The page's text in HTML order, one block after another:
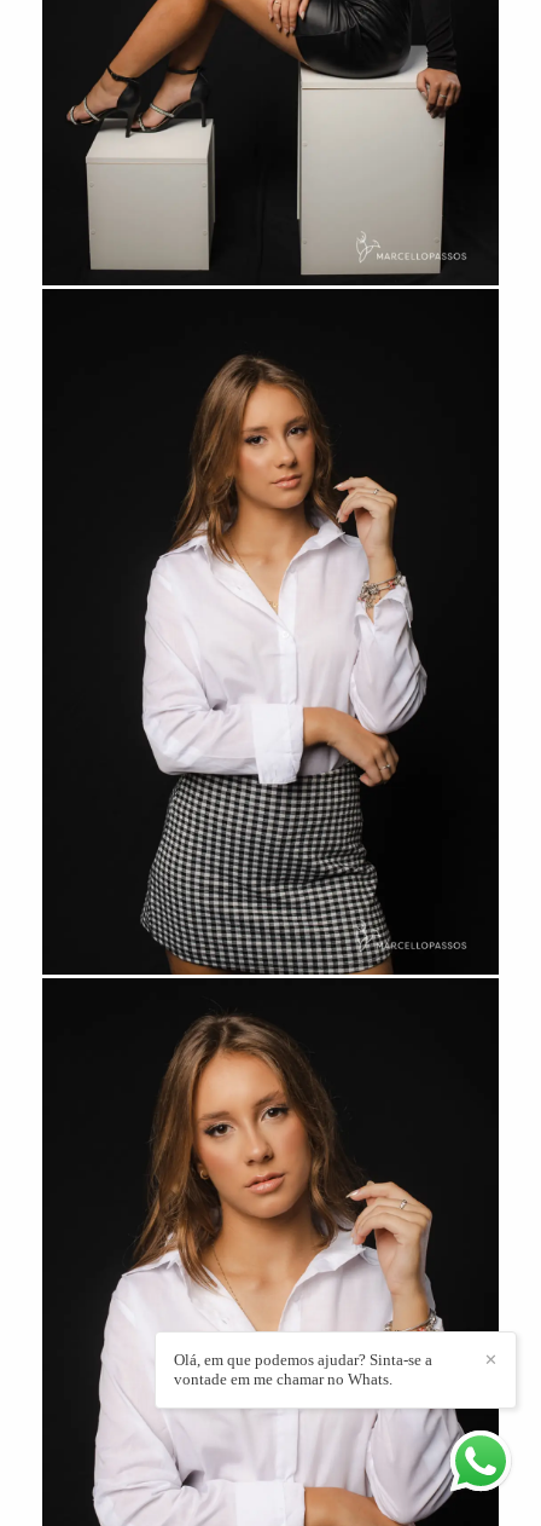
✕
Olá, em que podemos ajudar? Sinta-se a
vontade em me chamar no Whats.